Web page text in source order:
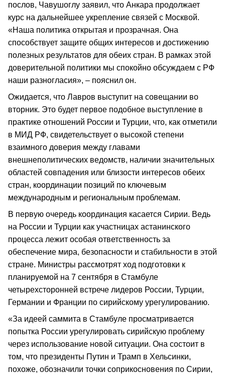
послов, Чавушоглу заявил, что Анкара продолжает
курс на дальнейшее укрепление связей с Москвой.
«Наша политика открытая и прозрачная. Она
способствует защите общих интересов и достижению
полезных результатов для обеих стран. В рамках этой
доверительной политики мы спокойно обсуждаем с РФ
наши разногласия», – пояснил он.
Ожидается, что Лавров выступит на совещании во
вторник. Это будет первое подобное выступление в
практике отношений России и Турции, что, как отметили
в МИД РФ, свидетельствует о высокой степени
взаимного доверия между главами
внешнеполитических ведомств, наличии значительных
областей совпадения или близости интересов обеих
стран, координации позиций по ключевым
международным и региональным проблемам.
В первую очередь координация касается Сирии. Ведь
на России и Турции как участницах астанинского
процесса лежит особая ответственность за
обеспечение мира, безопасности и стабильности в этой
стране. Министры рассмотрят ход подготовки к
планируемой на 7 сентября в Стамбуле
четырехсторонней встрече лидеров России, Турции,
Германии и Франции по сирийскому урегулированию.
«За идеей саммита в Стамбуле просматривается
попытка России урегулировать сирийскую проблему
через использование новой ситуации. Она состоит в
том, что президенты Путин и Трамп в Хельсинки,
похоже, обозначили точки соприкосновения по Сирии,